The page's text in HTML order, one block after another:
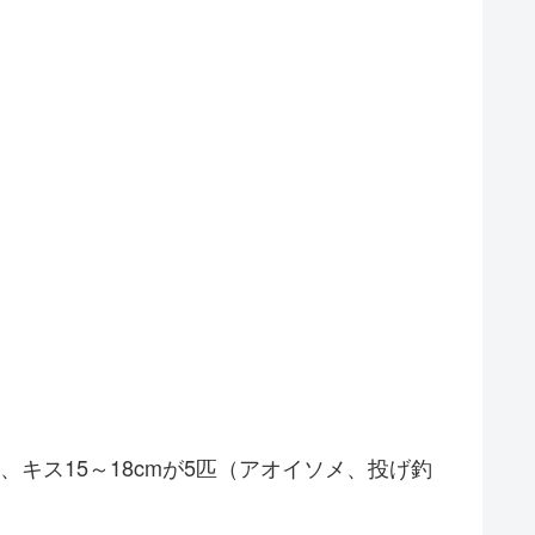
キス15～18cmが5匹（アオイソメ、投げ釣